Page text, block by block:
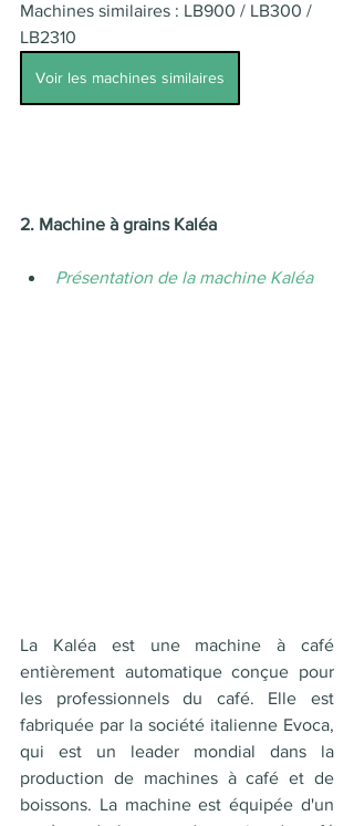
Machines similaires : LB900 / LB300 /
LB2310
Voir les machines similaires
2. Machine à grains Kaléa
Présentation de la machine Kaléa
La Kaléa est une machine à café
entièrement automatique conçue pour
les professionnels du café. Elle est
fabriquée par la société italienne Evoca,
qui est un leader mondial dans la
production de machines à café et de
boissons. La machine est équipée d'un